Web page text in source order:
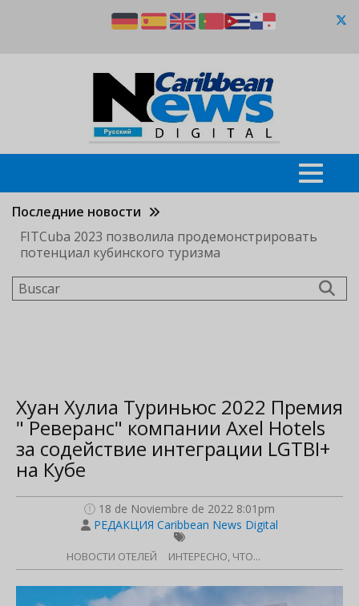
Последние новости
FITCuba 2023 позволила продемонстрировать
потенциал кубинского туризма
Buscar
Хуан Хулиа Туриньюс 2022 Премия
" Реверанс" компании Axel Hotels
за содействие интеграции LGTBI+
на Кубе
18 de Noviembre de 2022 8:01pm
РЕДАКЦИЯ Caribbean News Digital
НОВОСТИ ОТЕЛЕЙ ИНТЕРЕСНО, ЧТО...